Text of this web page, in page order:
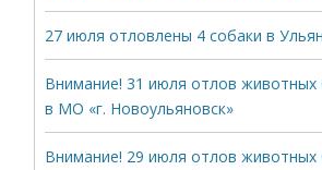
27 июля отловлены 4 собаки в
Внимание! 31 июля отлов животных
в МО «г. Новоульяновск»
Внимание! 29 июля отлов животных